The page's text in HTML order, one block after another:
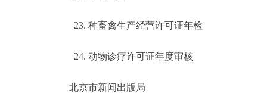
23. 种畜禽生产经营许可证年检
24. 动物诊疗许可证年度审核
北京市新闻出版局